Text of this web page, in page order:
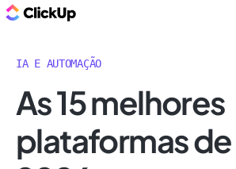
IA E AUTOMAÇÃO
As 15 melhores
plataformas de